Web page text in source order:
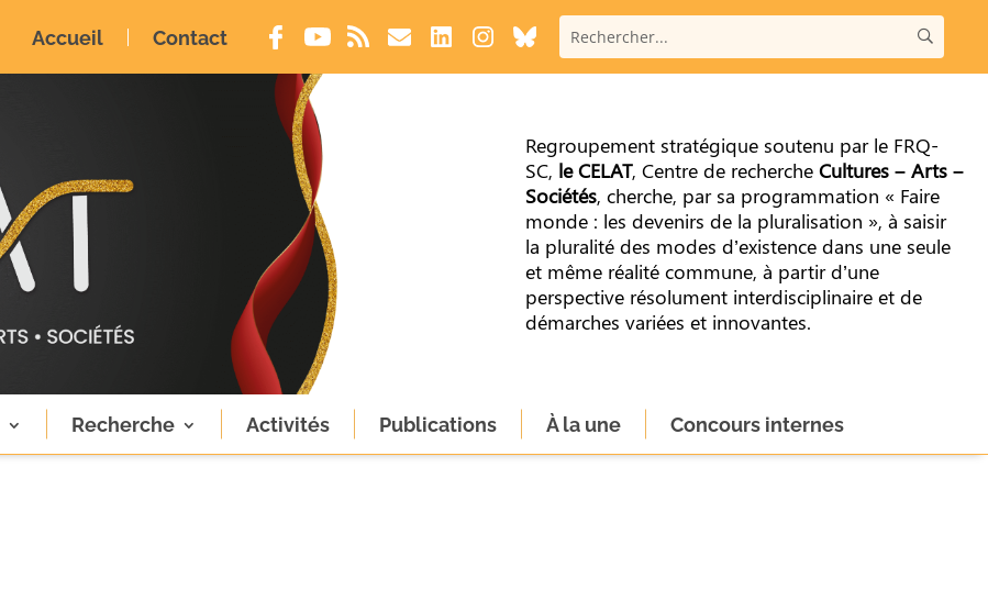
Accueil Contact
Regroupement stratégique soutenu par le FRQ-
SC, le CELAT, Centre de recherche Cultures – Arts –
Sociétés, cherche, par sa programmation « Faire
monde : les devenirs de la pluralisation », à saisir
la pluralité des modes d’existence dans une seule
et même réalité commune, à partir d’une
perspective résolument interdisciplinaire et de
démarches variées et innovantes.
Recherche Activités Publications À la une Concours internes